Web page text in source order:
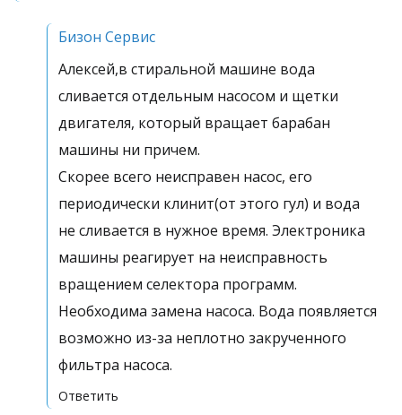
Бизон Сервис
Алексей,в стиральной машине вода
сливается отдельным насосом и щетки
двигателя, который вращает барабан
машины ни причем.
Скорее всего неисправен насос, его
периодически клинит(от этого гул) и вода
не сливается в нужное время. Электроника
машины реагирует на неисправность
вращением селектора программ.
Необходима замена насоса. Вода появляется
возможно из-за неплотно закрученного
фильтра насоса.
Ответить